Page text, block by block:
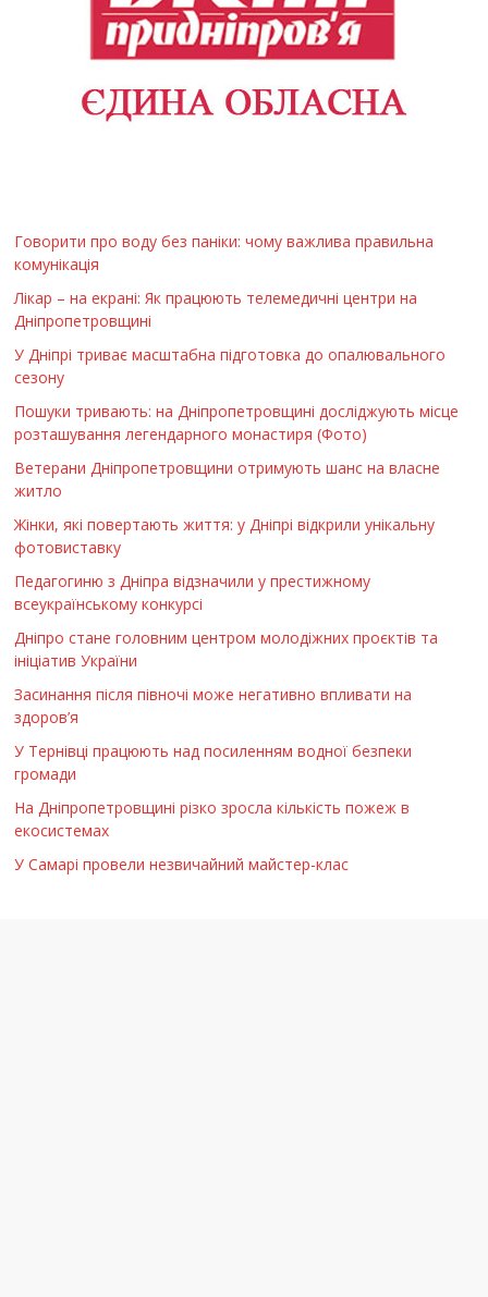
Говорити про воду без паніки: чому важлива правильна
комунікація
Лікар – на екрані: Як працюють телемедичні центри на
Дніпропетровщині
У Дніпрі триває масштабна підготовка до опалювального
сезону
Пошуки тривають: на Дніпропетровщині досліджують місце
розташування легендарного монастиря (Фото)
Ветерани Дніпропетровщини отримують шанс на власне
житло
Жінки, які повертають життя: у Дніпрі відкрили унікальну
фотовиставку
Педагогиню з Дніпра відзначили у престижному
всеукраїнському конкурсі
Дніпро стане головним центром молодіжних проєктів та
ініціатив України
Засинання після півночі може негативно впливати на
здоров’я
У Тернівці працюють над посиленням водної безпеки
громади
На Дніпропетровщині різко зросла кількість пожеж в
екосистемах
У Самарі провели незвичайний майстер-клас